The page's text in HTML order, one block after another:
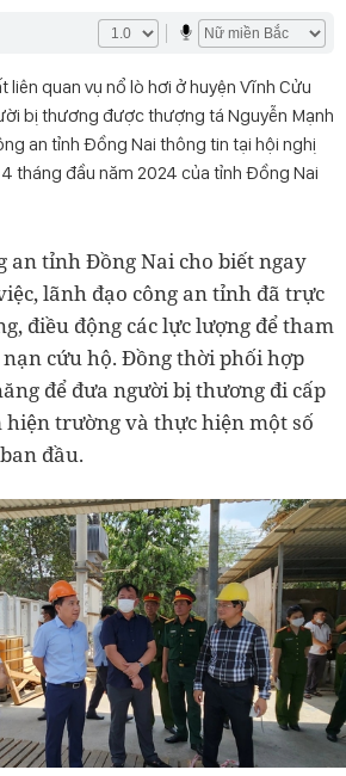
quan vụ nổ lò hơi ở huyện Vĩnh Cửu
bị thương được thượng tá Nguyễn Mạnh
an tỉnh Đồng Nai thông tin tại hội nghị
tháng đầu năm 2024 của tỉnh Đồng Nai
an tỉnh Đồng Nai cho biết ngay
lãnh đạo công an tỉnh đã trực
điều động các lực lượng để tham
nạn cứu hộ. Đồng thời phối hợp
để đưa người bị thương đi cấp
hiện trường và thực hiện một số
đầu.